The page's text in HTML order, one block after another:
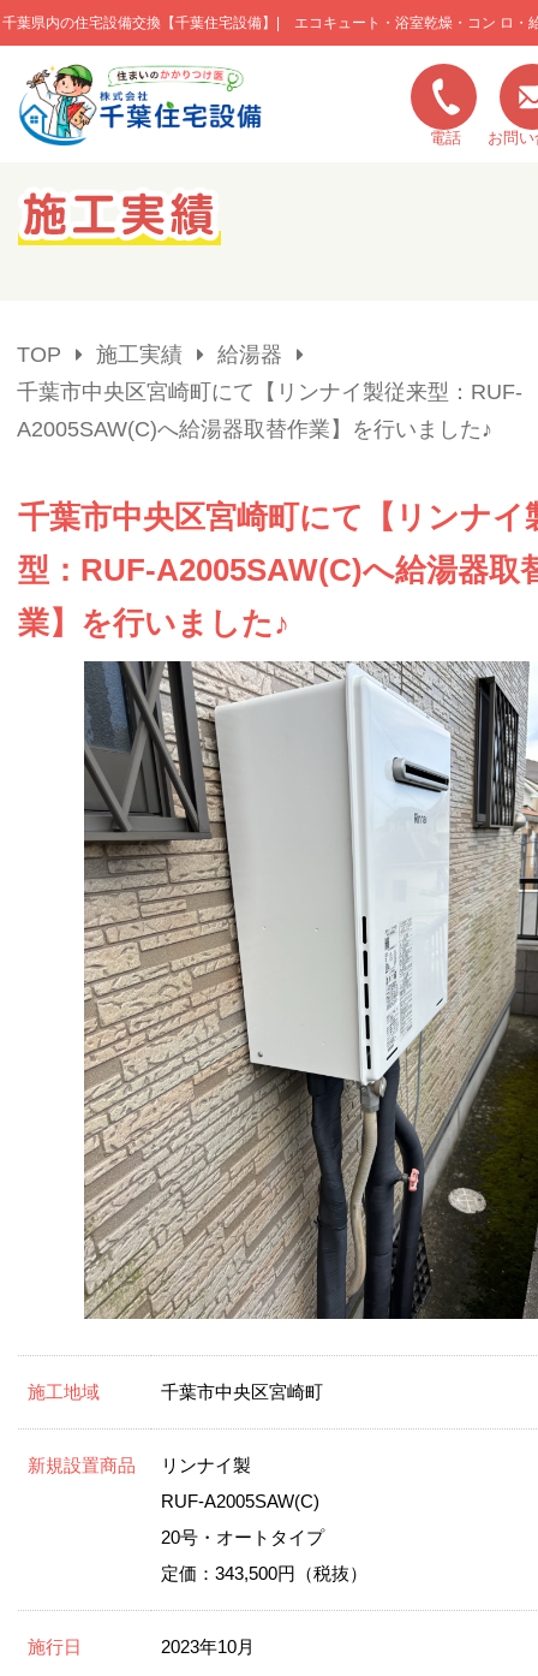
千葉県内の住宅設備交換【千葉住宅設備】| エコキュート・浴室乾燥・コン ロ・
このページの本文へ移動
電話 お問
キャンペーン一覧
会社概要
TOP 施工実績
給湯器
千葉市中央区宮崎町にて【リンナイ製従来型：RUF-
A2005SAW(C)へ給湯器取替作業】を行いました♪
千葉市中央区宮崎町にて【リンナイ
型：RUF-A2005SAW(C)へ給湯器取
業】を行いました♪
施工地域 千葉市中央区宮崎町
新規設置商品
リンナイ製
RUF-A2005SAW(C)
20号・オートタイプ
定価：343,500円（税抜）
施行日 2023年10月